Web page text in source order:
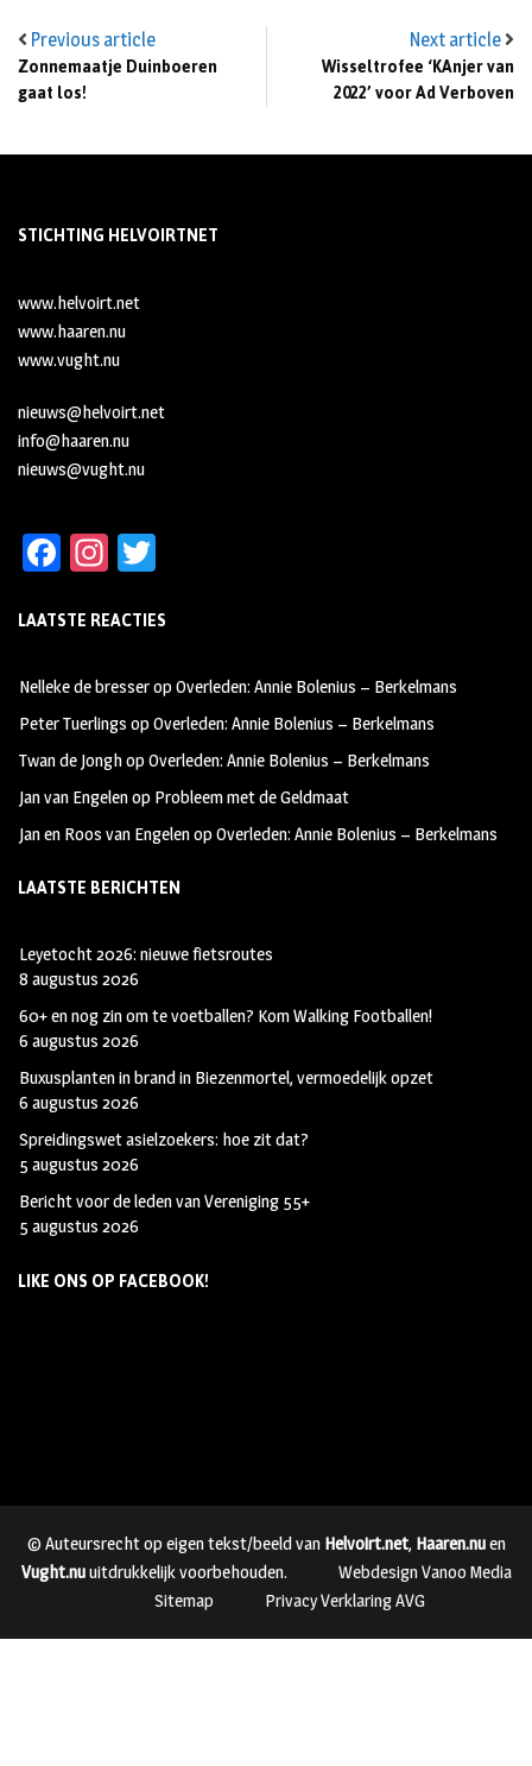
Previous article
Zonnemaatje Duinboeren
gaat los!
Next article
Wisseltrofee ‘KAnjer van
2022’ voor Ad Verboven
STICHTING HELVOIRTNET
www.helvoirt.net
www.haaren.nu
www.vught.nu
nieuws@helvoirt.net
info@haaren.nu
nieuws@vught.nu
Fa
b
oo
k
In
ag
m
tt
LAATSTE REACTIES
Nelleke de bresseropOverleden: Annie Bolenius – Berkelmans
Peter Tuerlings opOverleden: Annie Bolenius – Berkelmans
Twan de JonghopOverleden: Annie Bolenius – Berkelmans
Jan van Engelenop Probleem met de Geldmaat
Jan en Roos van EngelenopOverleden: Annie Bolenius – Berkelmans
LAATSTE BERICHTEN
Leyetocht 2026: nieuwe fietsroutes
8 augustus 2026
60+ en nog zin om te voetballen? Kom Walking Footballen!
6 augustus 2026
Buxusplanten in brand in Biezenmortel, vermoedelijk opzet
6 augustus 2026
Spreidingswet asielzoekers: hoe zit dat?
5 augustus 2026
Bericht voor de leden van Vereniging 55+
5 augustus 2026
LIKE ONS OP FACEBOOK!
© Auteursrecht op eigen tekst/beeld van Helvoirt.net, Haaren.nuen
Vught.nuuitdrukkelijk voorbehouden.
Webdesign Vanoo Media
Sitemap
Privacy Verklaring AVG